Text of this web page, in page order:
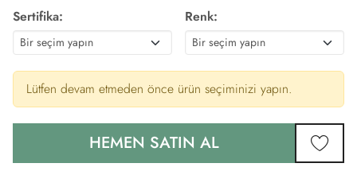
Sertifika: Renk:
Lütfen devam etmeden önce ürün seçiminizi yapın.
HEMEN SATIN AL